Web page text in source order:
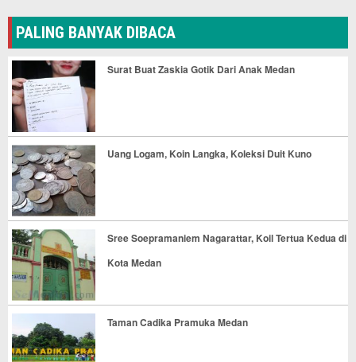
PALING BANYAK DIBACA
Surat Buat Zaskia Gotik Dari Anak Medan
Uang Logam, Koin Langka, Koleksi Duit Kuno
Sree Soepramaniem Nagarattar, Koil Tertua Kedua di
Kota Medan
Taman Cadika Pramuka Medan